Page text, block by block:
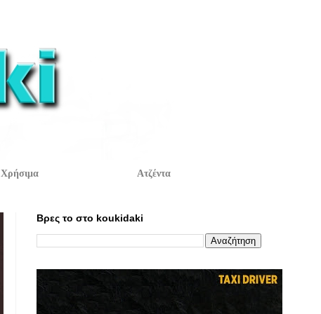
Χρήσιμα Ατζέντα
Βρες το στο koukidaki